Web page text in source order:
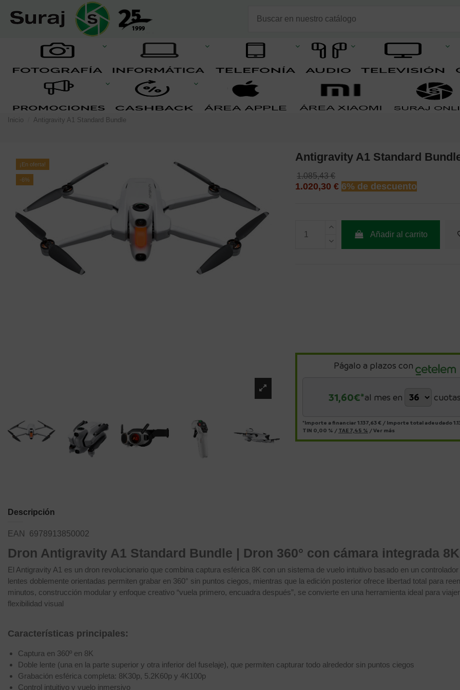
Inicio Antigravity A1 Standard Bundle
¡En oferta!
-6%
Antigravity A1 Standard
1.085,43 €
1.020,30 € 6% de descuento
Añadir al carrito
Págalo a plazos con
31,60€*al mes en cuotas
*Importe a financiar 1.137,63 € / Importe total adeudado
TIN 0,00 % / TAE 7,45 % /Ver más
Descripción
EAN 6978913850002
Dron Antigravity A1 Standard Bundle | Dron 360° con cámara integrada
El Antigravity A1 es un dron revolucionario que combina captura esférica 8K con un sistema de vuelo intuitivo basado en un
lentes doblemente orientadas permiten grabar en 360° sin puntos ciegos, mientras que la edición posterior ofrece libertad total para
minutos, construcción modular y enfoque creativo “vuela primero, encuadra después”, se convierte en una herramienta ideal para
flexibilidad visual
Características principales:
Captura en 360º en 8K
Doble lente (una en la parte superior y otra inferior del fuselaje), que permiten capturar todo alrededor sin puntos ciegos
Grabación esférica completa: 8K30p, 5.2K60p y 4K100p
Control intuitivo y vuelo inmersivo